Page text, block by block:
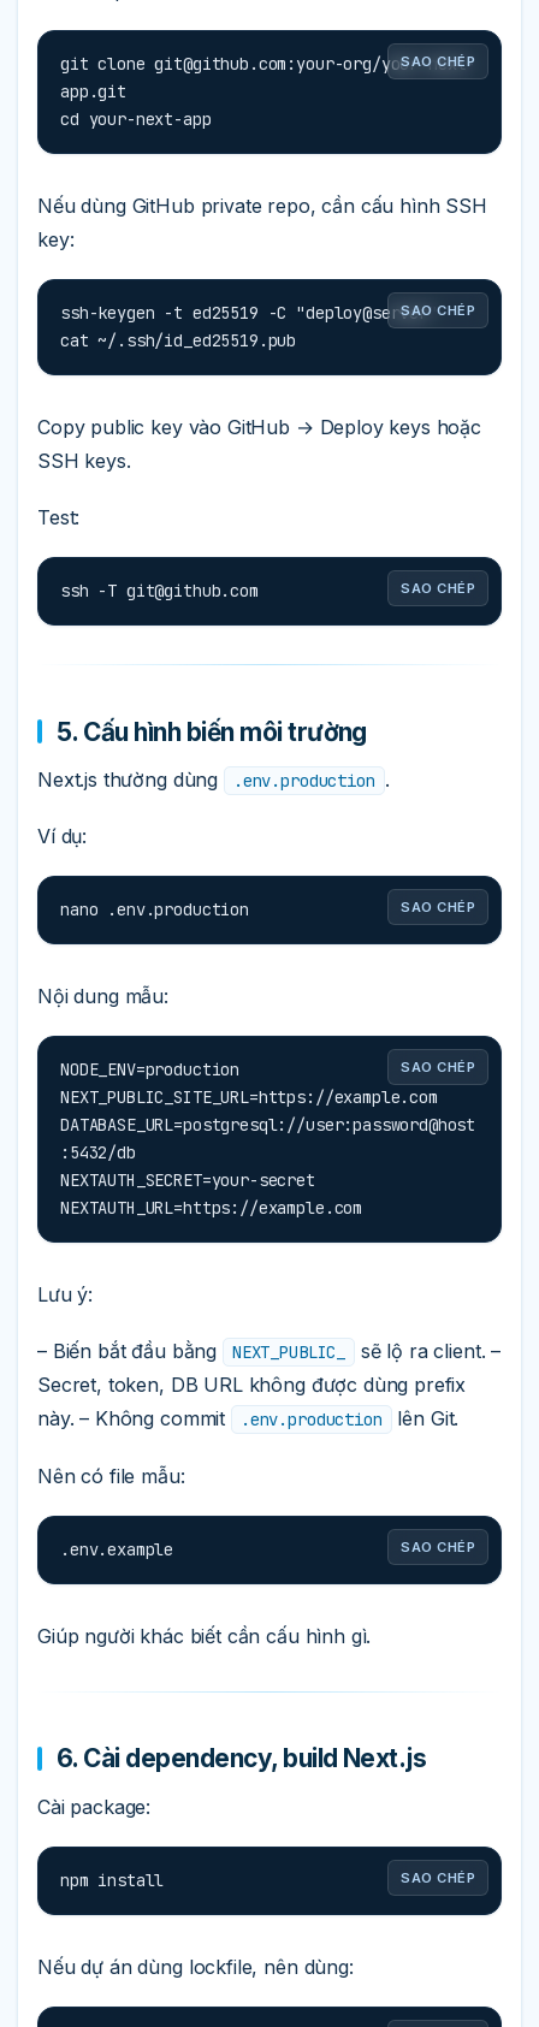
SAO CHÉP
git clone git@github.com :your-org/your-next-
app.git
cd your-next-app
Nếu dùng GitHub private repo, cần cấu hình SSH
key:
SAO CHÉP
ssh-keygen -t ed25519 -C "deploy@server"
cat ~/.ssh/id_ed25519.pub
Copy public key vào GitHub → Deploy keys hoặc
SSH keys.
Test:
SAO CHÉP
ssh -T git@github.com
5. Cấu hình biến môi trường
Next.js thường dùng .env.production .
Ví dụ:
SAO CHÉP
nano .env.production
Nội dung mẫu:
SAO CHÉP
NODE_ENV=production
NEXT_PUBLIC_SITE_URL=https://example.com
DATABASE_URL=postgresql://user:password@host
:5432/db
NEXTAUTH_SECRET=your-secret
NEXTAUTH_URL=https://example.com
Lưu ý:
– Biến bắt đầu bằng NEXT_PUBLIC_
sẽ lộ ra client. –
Secret, token, DB URL không được dùng prefix
này. – Không commit
.env.production lên Git.
Nên có file mẫu:
SAO CHÉP
.env.example
Giúp người khác biết cần cấu hình gì.
6. Cài dependency, build Next.js
Cài package:
SAO CHÉP
npm install
Nếu dự án dùng lockfile, nên dùng: